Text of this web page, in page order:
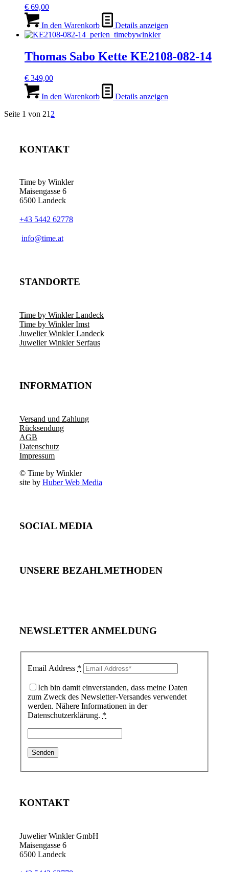
€ 69,00
In den Warenkorb Details anzeigen
Thomas Sabo Kette KE2108-082-14
€ 349,00
In den Warenkorb
Details anzeigen
Seite 1 von 21 2
KONTAKT
Time by Winkler
Maisengasse 6
6500 Landeck
+43 5442 62778
­info@time.at
STANDORTE
Time by Winkler Landeck
Time by Winkler Imst
Juwelier Winkler Landeck
Juwelier Winkler Serfaus
INFORMATION
Versand und Zahlung
Rücksendung
AGB
Datenschutz
Impressum
© Time by Winkler
site by Huber Web Media
SOCIAL MEDIA
UNSERE BEZAHLMETHODEN
NEWSLETTER ANMELDUNG
Email Address *
Ich bin damit einverstanden, dass meine Daten
zum Zweck des Newsletter-Versandes verwendet
werden. Nähere Informationen in der
Datenschutzerklärung. *
KONTAKT
Juwelier Winkler GmbH
Maisengasse 6
6500 Landeck